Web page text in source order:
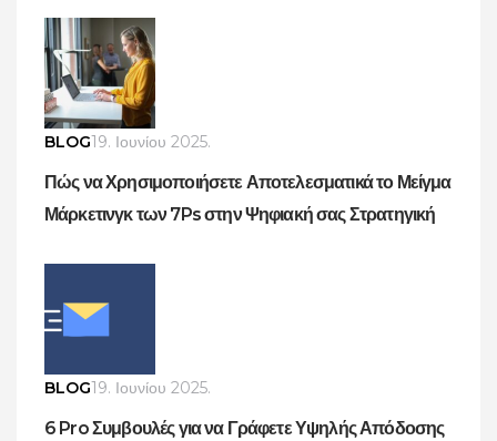
BLOG19. Ιουνίου 2025.
Πώς να Χρησιμοποιήσετε Αποτελεσματικά το Μείγμα
Μάρκετινγκ των 7Ps στην Ψηφιακή σας Στρατηγική
BLOG19. Ιουνίου 2025.
6 Pro Συμβουλές για να Γράφετε Υψηλής Απόδοσης